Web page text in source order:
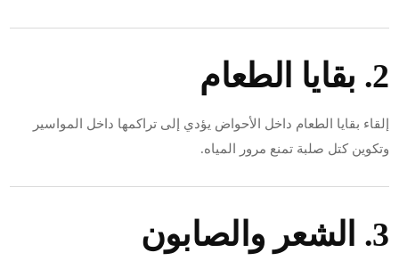
2. بقايا الطعام
إلقاء بقايا الطعام داخل الأحواض يؤدي إلى تراكمها داخل المواسير
وتكوين كتل صلبة تمنع مرور المياه.
3. الشعر والصابون